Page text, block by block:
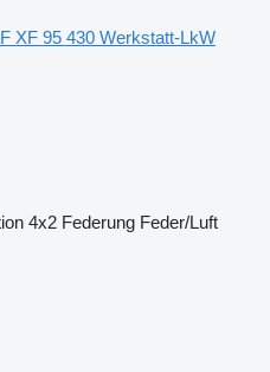
XF 95 430 Werkstatt-LkW
4x2 Federung Feder/Luft